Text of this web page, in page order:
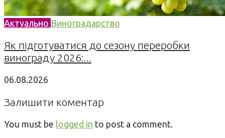
Актуально Виноградарство
Як підготуватися до сезону переробки
винограду 2026:...
06.08.2026
Залишити коментар
You must be logged in to post a comment.